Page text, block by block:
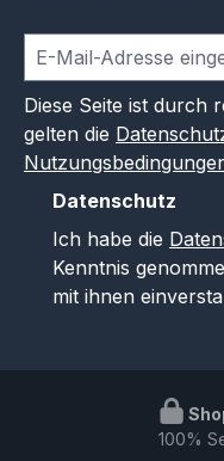
Diese Seite ist durch
gelten die
Datenschutz
Ich habe die
Kenntnis
mit ihnen
100%